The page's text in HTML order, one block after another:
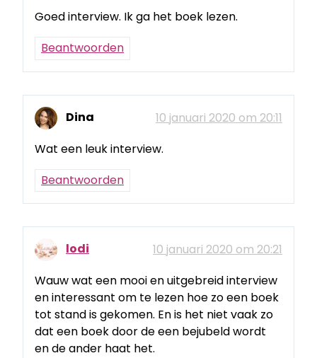
Goed interview. Ik ga het boek lezen.
Beantwoorden
Dina
10 januari 2020 om 20:11
Wat een leuk interview.
Beantwoorden
lodi
10 januari 2020 om 20:21
Wauw wat een mooi en uitgebreid interview
en interessant om te lezen hoe zo een boek
tot stand is gekomen. En is het niet vaak zo
dat een boek door de een bejubeld wordt
en de ander haat het.